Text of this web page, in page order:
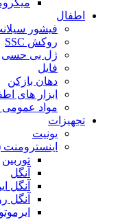
اطفال
فیشور
روکش SSC
ژل بی حسی
فایل
دهان بازکن
ابزار های
مواد عمومی
تجهیزات
یونیت
اینسترومنت
توربین
آنگل
آنگل
آنگل